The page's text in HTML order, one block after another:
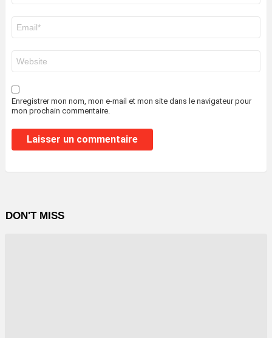
mail
*
web
Enregistrer mon nom, mon e-mail et mon site dans le navigateur pour
mon prochain commentaire.
DON'T MISS